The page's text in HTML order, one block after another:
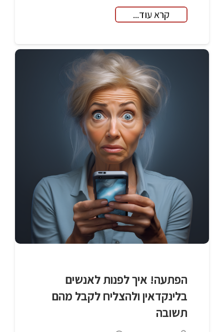
קרא עוד...
הפתעה! איך לפנות לאנשים
בלינקדאין ולהצליח לקבל מהם
תשובה